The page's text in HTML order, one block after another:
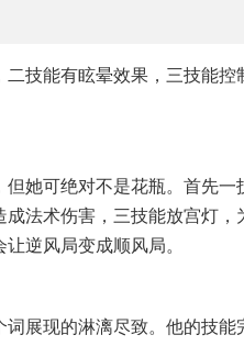
技能有眩晕效果，三技能
她可绝对不是花瓶。首先
法术伤害，三技能放宫灯
逆风局变成顺风局。
展现的淋漓尽致。他的技